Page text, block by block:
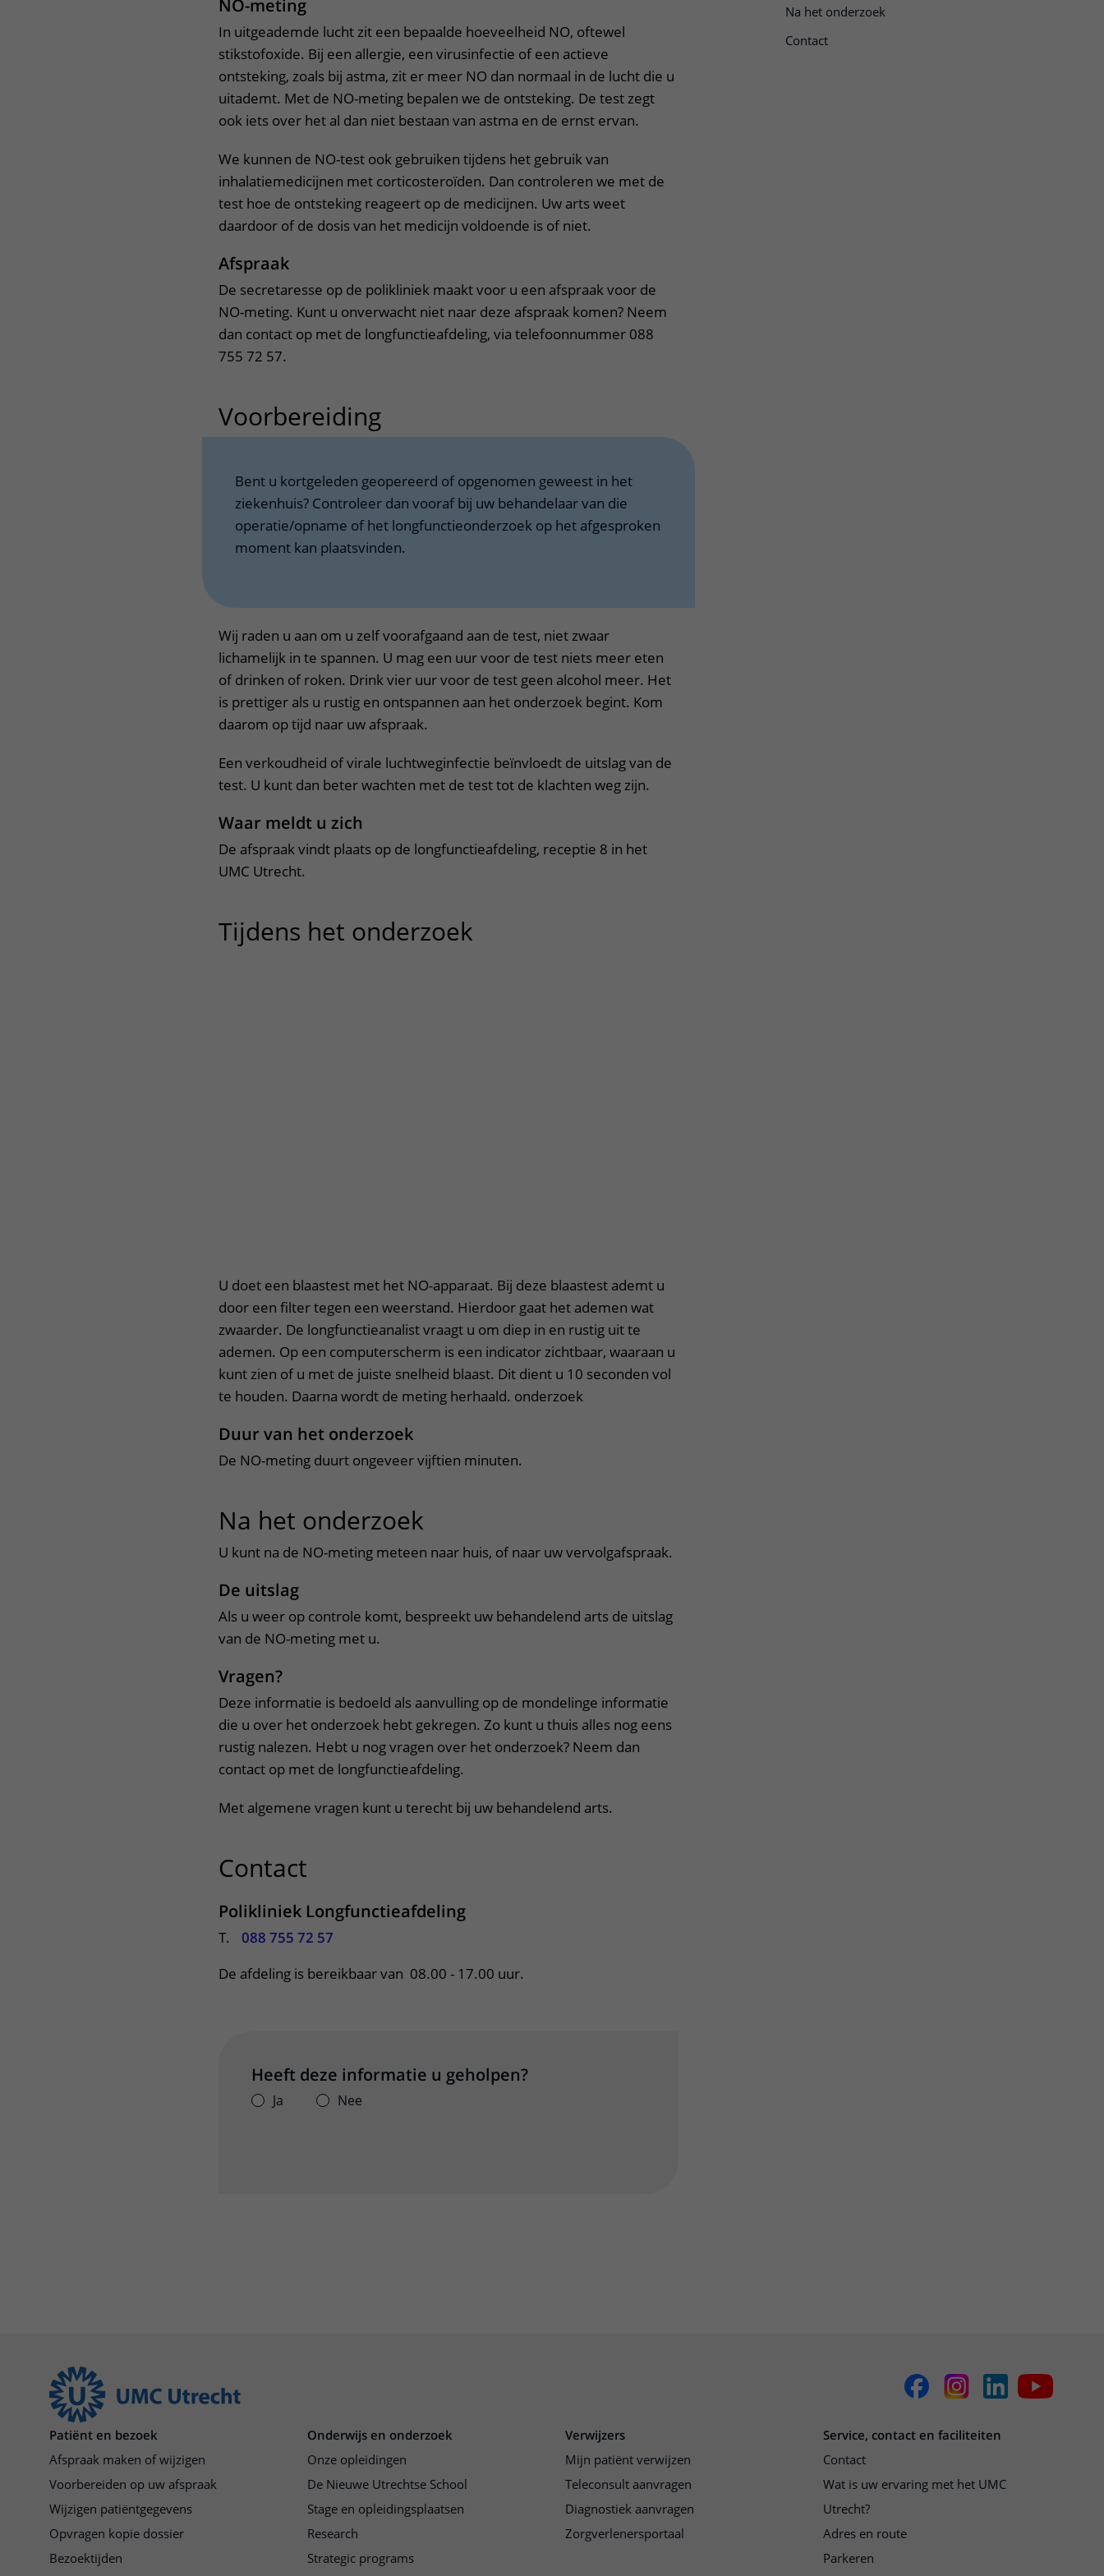
Wijzigen patiëntgegevens
Het Wilhelmina
Kinderziekenhuis
Na het onderzoek
Contact
NO-meting
In uitgeademde lucht zit een bepaalde hoeveelheid NO, oftewel
stikstofoxide. Bij een allergie, een virusinfectie of een actieve
ontsteking, zoals bij astma, zit er meer NO dan normaal in de lucht die u
uitademt. Met de NO-meting bepalen we de ontsteking. De test zegt
ook iets over het al dan niet bestaan van astma en de ernst ervan.
We kunnen de NO-test ook gebruiken tijdens het gebruik van
inhalatiemedicijnen met corticosteroïden. Dan controleren we met de
test hoe de ontsteking reageert op de medicijnen. Uw arts weet
daardoor of de dosis van het medicijn voldoende is of niet.
Afspraak
De secretaresse op de polikliniek maakt voor u een afspraak voor de
NO-meting. Kunt u onverwacht niet naar deze afspraak komen? Neem
dan contact op met de longfunctieafdeling, via telefoonnummer 088
755 72 57.
Voorbereiding
Bent u kortgeleden geopereerd of opgenomen geweest in het
ziekenhuis? Controleer dan vooraf bij uw behandelaar van die
operatie/opname of het longfunctieonderzoek op het afgesproken
moment kan plaatsvinden.
Wij raden u aan om u zelf voorafgaand aan de test, niet zwaar
lichamelijk in te spannen. U mag een uur voor de test niets meer eten
of drinken of roken. Drink vier uur voor de test geen alcohol meer. Het
is prettiger als u rustig en ontspannen aan het onderzoek begint. Kom
daarom op tijd naar uw afspraak.
Een verkoudheid of virale luchtweginfectie beïnvloedt de uitslag van de
test. U kunt dan beter wachten met de test tot de klachten weg zijn.
Waar meldt u zich
De afspraak vindt plaats op de longfunctieafdeling, receptie 8 in het
UMC Utrecht.
Tijdens het onderzoek
U doet een blaastest met het NO-apparaat. Bij deze blaastest ademt u
door een filter tegen een weerstand. Hierdoor gaat het ademen wat
zwaarder. De longfunctieanalist vraagt u om diep in en rustig uit te
ademen. Op een computerscherm is een indicator zichtbaar, waaraan u
kunt zien of u met de juiste snelheid blaast. Dit dient u 10 seconden vol
te houden. Daarna wordt de meting herhaald. onderzoek
Duur van het onderzoek
De NO-meting duurt ongeveer vijftien minuten.
Na het onderzoek
U kunt na de NO-meting meteen naar huis, of naar uw vervolgafspraak.
De uitslag
Als u weer op controle komt, bespreekt uw behandelend arts de uitslag
van de NO-meting met u.
Vragen?
Deze informatie is bedoeld als aanvulling op de mondelinge informatie
die u over het onderzoek hebt gekregen. Zo kunt u thuis alles nog eens
rustig nalezen. Hebt u nog vragen over het onderzoek? Neem dan
contact op met de longfunctieafdeling.
Met algemene vragen kunt u terecht bij uw behandelend arts.
Contact
Polikliniek Longfunctieafdeling
T.
088 755 72 57
De afdeling is bereikbaar van  08.00 - 17.00 uur.
Heeft deze informatie u geholpen?
Ja Nee
Patiënt en bezoek
Afspraak maken of wijzigen
Voorbereiden op uw afspraak
Wijzigen patiëntgegevens
Opvragen kopie dossier
Bezoektijden
Onderwijs en onderzoek
Onze opleidingen
De Nieuwe Utrechtse School
Stage en opleidingsplaatsen
Research
Strategic programs
Verwijzers
Mijn patiënt verwijzen
Teleconsult aanvragen
Diagnostiek aanvragen
Zorgverlenersportaal
Service, contact en faciliteiten
Contact
Wat is uw ervaring met het UMC
Utrecht?
Adres en route
Parkeren